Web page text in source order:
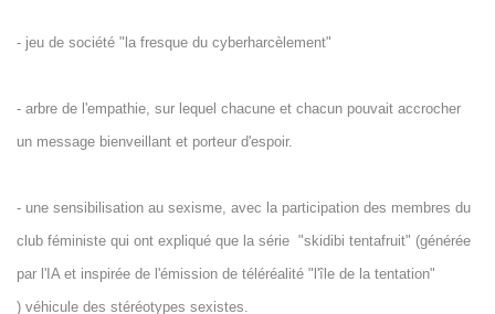
- jeu de société "la fresque du cyberharcèlement"
- arbre de l'empathie, sur lequel chacune et chacun pouvait accrocher
un message bienveillant et porteur d'espoir.
- une sensibilisation au sexisme, avec la participation des membres du
club féministe qui ont expliqué que la série "skidibi tentafruit" (générée
par l'IA et inspirée de l'émission de téléréalité "l'île de la tentation"
) véhicule des stéréotypes sexistes.